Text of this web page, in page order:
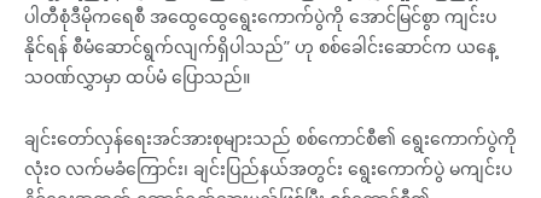
ပါတီစုံဒီမိုကရေစီ အထွေထွေရွေးကောက်ပွဲကို အောင်မြင်စွာ ကျင်းပ
နိုင်ရန် စီမံဆောင်ရွက်လျက်ရှိပါသည်” ဟု စစ်ခေါင်းဆောင်က ယနေ့
သဝဏ်လွှာမှာ ထပ်မံ ပြောသည်။
ချင်းတော်လှန်ရေးအင်အားစုများသည် စစ်ကောင်စီ၏ ရွေးကောက်ပွဲကို
လုံးဝ လက်မခံကြောင်း၊ ချင်းပြည်နယ်အတွင်း ရွေးကောက်ပွဲ မကျင်းပ